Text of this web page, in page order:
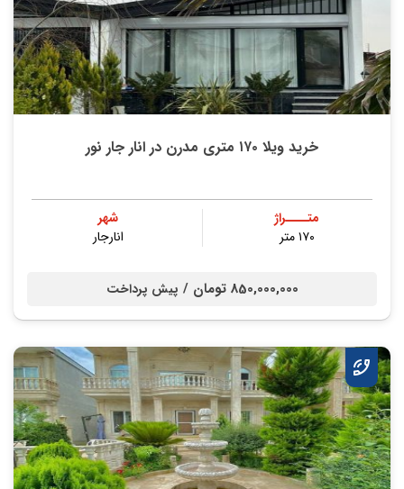
خرید ویلا ۱۷۰ متری مدرن در انار جار نور
متــــراژ
۱۷۰ متر
شهر
انارجار
850,000,000 تومان / پیش پرداخت